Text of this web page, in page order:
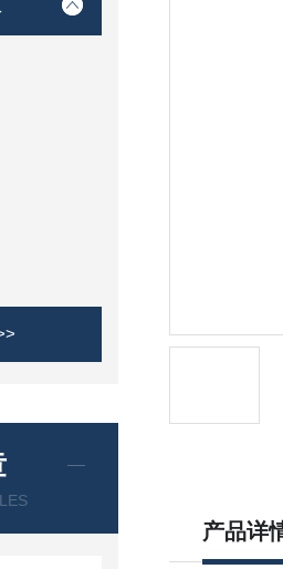
产品详